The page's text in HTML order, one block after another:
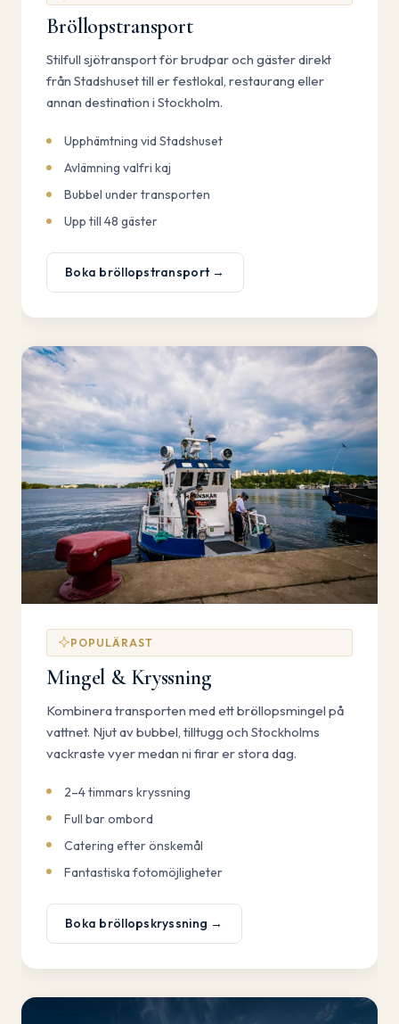
Bröllopstransport
Stilfull sjötransport för brudpar och gäster direkt
från Stadshuset till er festlokal, restaurang eller
annan destination i Stockholm.
Upphämtning vid Stadshuset
Avlämning valfri kaj
Bubbel under transporten
Upp till 48 gäster
Boka bröllopstransport →
POPULÄRAST
Mingel & Kryssning
Kombinera transporten med ett bröllopsmingel på
vattnet. Njut av bubbel, tilltugg och Stockholms
vackraste vyer medan ni firar er stora dag.
2–4 timmars kryssning
Full bar ombord
Catering efter önskemål
Fantastiska fotomöjligheter
Boka bröllopskryssning →